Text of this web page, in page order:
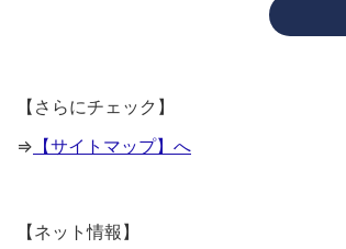
【さらにチェック】
⇒ 【サイトマップ】へ
【ネット情報】